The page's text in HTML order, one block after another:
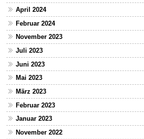
April 2024
Februar 2024
November 2023
Juli 2023
Juni 2023
Mai 2023
März 2023
Februar 2023
Januar 2023
November 2022